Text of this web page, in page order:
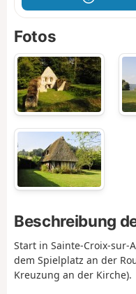
Fotos
Beschreibung
Start in Sainte-Croix-sur-
dem Spielplatz an der
Kreuzung an der Kirche).